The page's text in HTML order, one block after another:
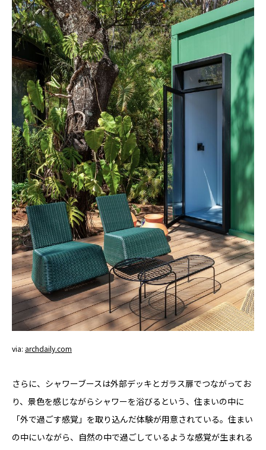
via: archdaily.com
さらに、シャワーブースは外部デッキとガラス扉でつながってお
り、景色を感じながらシャワーを浴びるという、住まいの中に
「外で過ごす感覚」を取り込んだ体験が用意されている。 住まい
の中にいながら、自然の中で過ごしているような感覚が生まれる